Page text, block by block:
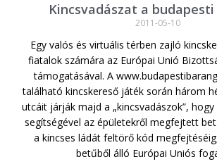
Kincsvadászat a
2011-05-10
Egy valós és virtuális térben zajló
fiatalok számára az Európai Unió
támogatásával. A
található kincskereső játék során három
utcáit járják majd a „kincsvadászok”,
segítségével az épületekről megfejtett
a kincses ládát feltörő kód
betűből álló Európai Uniós